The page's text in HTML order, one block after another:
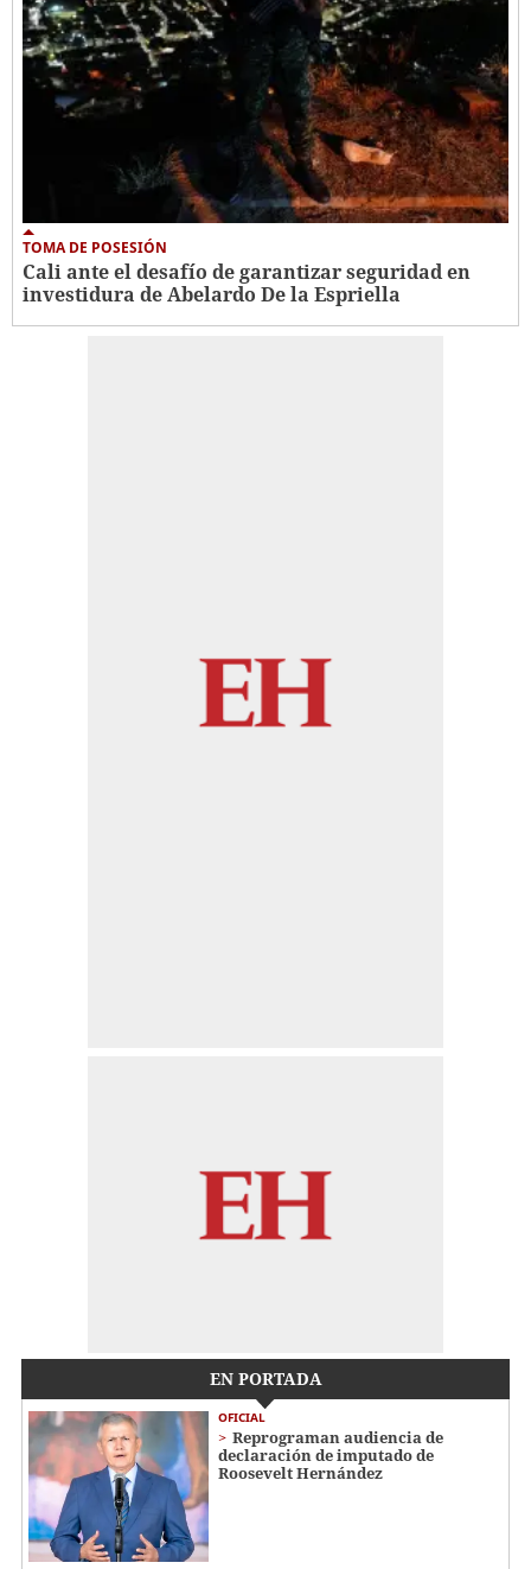
TOMA DE POSESIÓN
Cali ante el desafío de garantizar seguridad en
investidura de Abelardo De la Espriella
EN PORTADA
OFICIAL
Reprograman audiencia de
declaración de imputado de
Roosevelt Hernández